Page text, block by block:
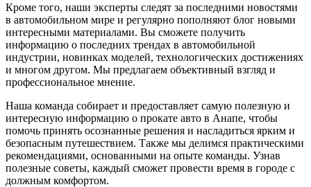
Кроме того, наши эксперты следят за последними новостями
в автомобильном мире и регулярно пополняют блог новыми
интересными материалами. Вы сможете получить
информацию о последних трендах в автомобильной
индустрии, новинках моделей, технологических достижениях
и многом другом. Мы предлагаем объективный взгляд и
профессиональное мнение.
Наша команда собирает и предоставляет самую полезную и
интересную информацию о прокате авто в Анапе, чтобы
помочь принять осознанные решения и насладиться ярким и
безопасным путешествием. Также мы делимся практическими
рекомендациями, основанными на опыте команды. Узнав
полезные советы, каждый сможет провести время в городе с
должным комфортом.